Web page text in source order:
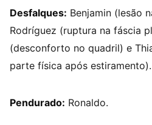
Desfalques: Benjamin (lesão
Rodríguez (ruptura na fáscia
(desconforto no quadril) e
parte física após estiramento).
Pendurado: Ronaldo.